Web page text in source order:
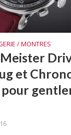
/ MONTRES
et